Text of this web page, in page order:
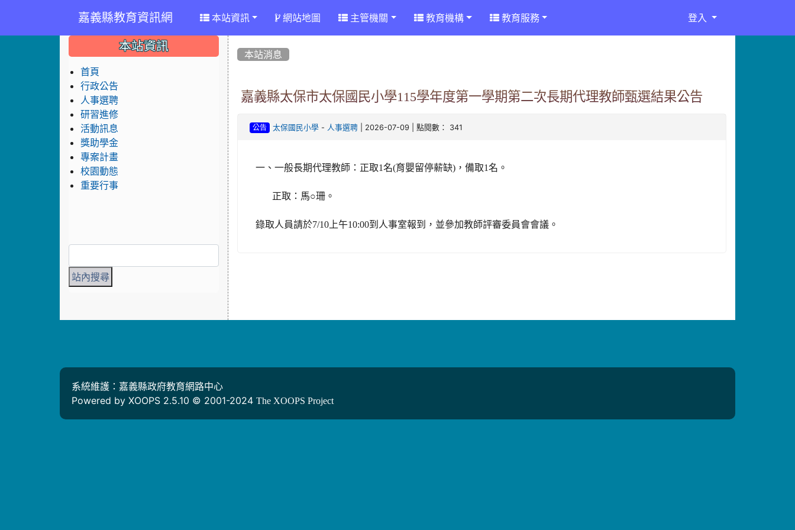
嘉義縣教育資訊網 本站資訊 網站地圖 主管機關 教育機構 教育服務 登入
本站消息
嘉義縣太保市太保國民小學115學年度第一學期第二次長期代理教師甄選結果公告
公告 太保國民小學 - 人事選聘 | 2026-07-09 | 點閱數： 341
一、一般長期代理教師：正取1名(育嬰留停薪缺) ，備取1名。
正取：馬○珊。
錄取人員請於7/10上午10:00到人事室報到 ，並參加教師評審委員會會議。
::: 本站資訊
首頁
行政公告
人事選聘
研習進修
活動訊息
獎助學金
專案計畫
校園動態
重要行事
系統維護：嘉義縣政府教育網路中心
Powered by XOOPS 2.5.10 © 2001-2024 The XOOPS Project